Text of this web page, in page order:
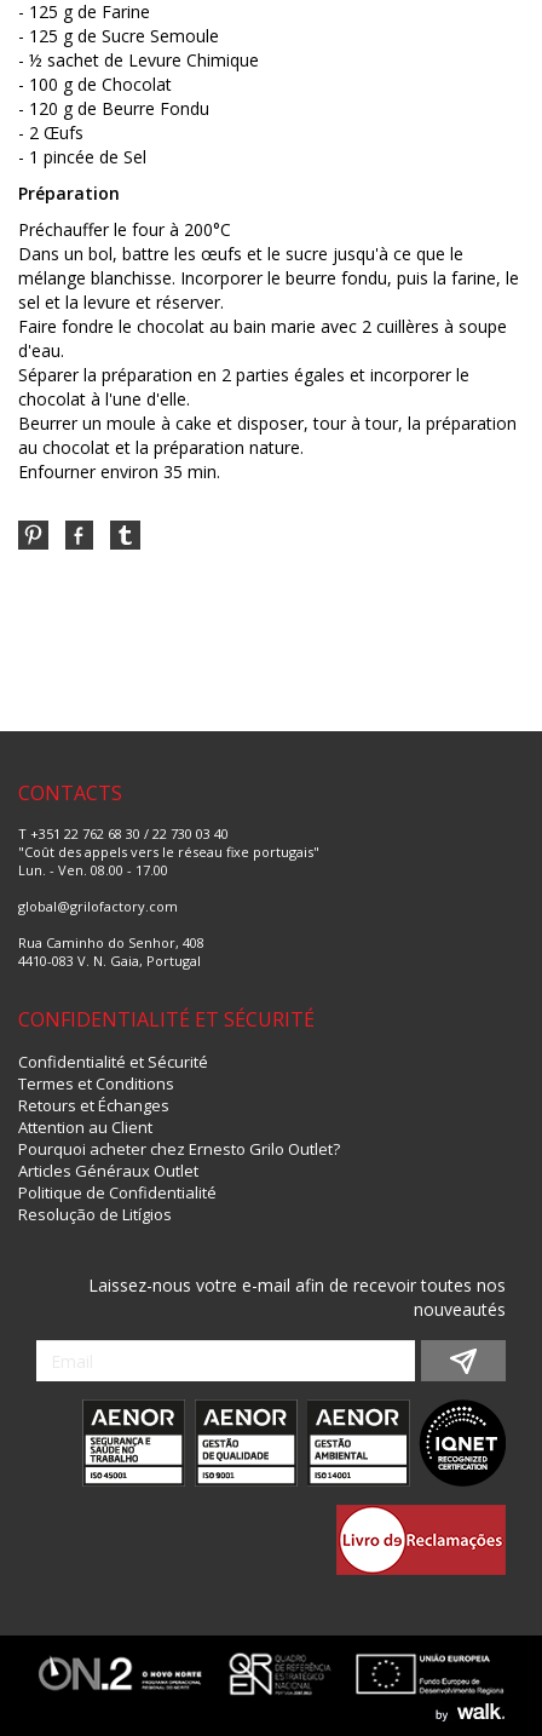
- 125 g de Farine
- 125 g de Sucre Semoule
- ½ sachet de Levure Chimique
- 100 g de Chocolat
- 120 g de Beurre Fondu
- 2 Œufs
- 1 pincée de Sel
Préparation
Préchauffer le four à 200°C
Dans un bol, battre les œufs et le sucre jusqu'à ce que le
mélange blanchisse. Incorporer le beurre fondu, puis la farine, le
sel et la levure et réserver.
Faire fondre le chocolat au bain marie avec 2 cuillères à soupe
d'eau.
Séparer la préparation en 2 parties égales et incorporer le
chocolat à l'une d'elle.
Beurrer un moule à cake et disposer, tour à tour, la préparation
au chocolat et la préparation nature.
Enfourner environ 35 min.
CONTACTS
T +351 22 762 68 30 / 22 730 03 40
"Coût des appels vers le réseau fixe portugais"
Lun. - Ven. 08.00 - 17.00
global@grilofactory.com
Rua Caminho do Senhor, 408
4410-083 V. N. Gaia, Portugal
CONFIDENTIALITÉ ET SÉCURITÉ
Confidentialité et Sécurité
Termes et Conditions
Retours et Échanges
Attention au Client
Pourquoi acheter chez Ernesto Grilo Outlet?
Articles Généraux Outlet
Politique de Confidentialité
Resolução de Litígios
Laissez-nous votre e-mail afin de recevoir toutes nos
nouveautés